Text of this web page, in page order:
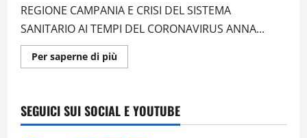
REGIONE CAMPANIA E CRISI DEL SISTEMA
SANITARIO AI TEMPI DEL CORONAVIRUS ANNA...
Per saperne di piùUlteriori
informazioni
GIORNALISTA
D’INCHIESTA
FEDERICO
SEGUICI SUI SOCIAL E YOUTUBE